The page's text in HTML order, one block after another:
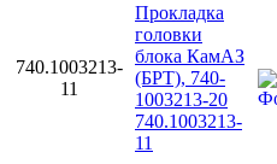
740.1003213-
11
Прокладка
головки
блока КамАЗ
(БРТ), 740-
1003213-20
740.1003213-
11